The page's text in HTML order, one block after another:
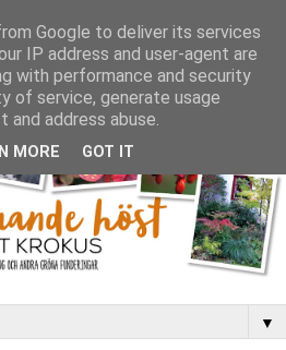
▼
Google to deliver its services
IP address and user-agent are
with performance and security
of service, generate usage
address abuse.
MORE GOT IT